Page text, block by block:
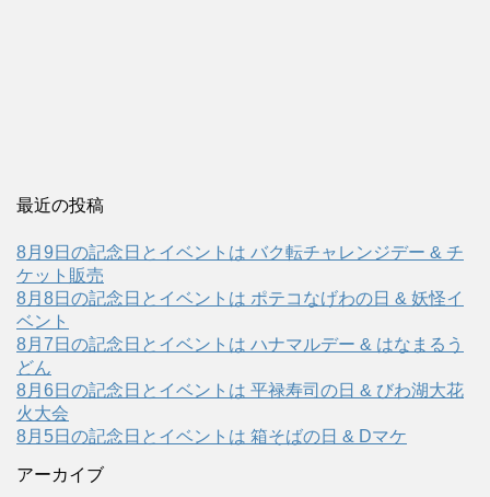
最近の投稿
8月9日の記念日とイベントは バク転チャレンジデー & チ
ケット販売
8月8日の記念日とイベントは ポテコなげわの日 & 妖怪イ
ベント
8月7日の記念日とイベントは ハナマルデー & はなまるう
どん
8月6日の記念日とイベントは 平禄寿司の日 & びわ湖大花
火大会
8月5日の記念日とイベントは 箱そばの日 & Dマケ
アーカイブ